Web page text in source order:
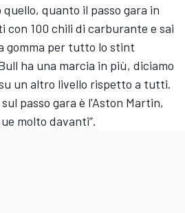
quello, quanto il passo gara in
con 100 chili di carburante e sai
gomma per tutto lo stint
ha una marcia in più, diciamo
un altro livello rispetto a tutti.
passo gara è l'Aston Martin,
molto davanti”.